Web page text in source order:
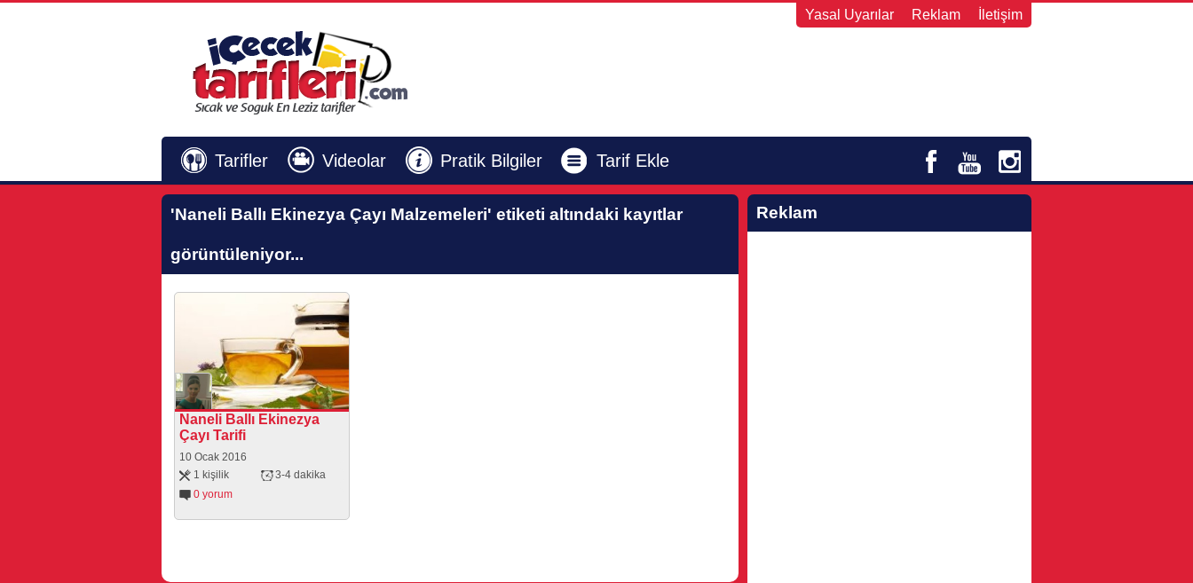
Yasal Uyarılar Reklam İletişim
Tarifler Videolar Pratik Bilgiler Tarif Ekle
'Naneli Ballı Ekinezya Çayı Malzemeleri' etiketi altındaki kayıtlar
görüntüleniyor...
Naneli Ballı Ekinezya
Çayı Tarifi
10 Ocak 2016
1 kişilik
3-4 dakika
0 yorum
Reklam